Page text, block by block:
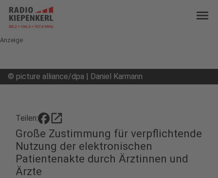
menu
Anzeige
© picture alliance/dpa | Daniel Karmann
Teilen: open_in_new
Große Zustimmung für verpflichtende
Nutzung der elektronischen
Patientenakte durch Ärztinnen und
Ärzte